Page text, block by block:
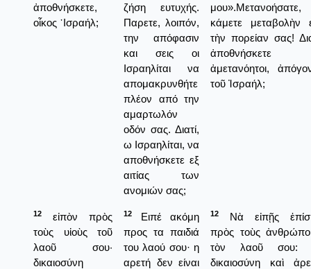
ἀποθνήσκετε,
οἶκος ᾿Ισραήλ;
ζήση ευτυχής.
Παρετε, λοιπόν,
την απόφασιν
και σεις οι
Ισραηλίται να
απομακρυνθήτε
πλέον από την
αμαρτωλόν
οδόν σας. Διατί,
ω Ισραηλίται, να
αποθνήσκετε εξ
αιτίας των
ανομιών σας;
μου».Μετανοήσατε,
κάμετε μεταβολὴν
τὴν πορείαν σας!
ἀποθνήσκετε
ἀμετανόητοι,
τοῦ Ἰσραήλ;
12
εἰπὸν πρὸς
τοὺς υἱοὺς τοῦ
λαοῦ σου·
δικαιοσύνη
12
Ειπέ ακόμη
προς τα παιδιά
του λαού σου· η
αρετή δεν είναι
12
Νὰ εἰπῇς
πρὸς τοὺς
τὸν λαοῦ σου:
δικαιοσύνη καὶ